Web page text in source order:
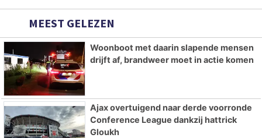
MEEST GELEZEN
Woonboot met daarin slapende mensen
drijft af, brandweer moet in actie komen
Ajax overtuigend naar derde voorronde
Conference League dankzij hattrick
Gloukh